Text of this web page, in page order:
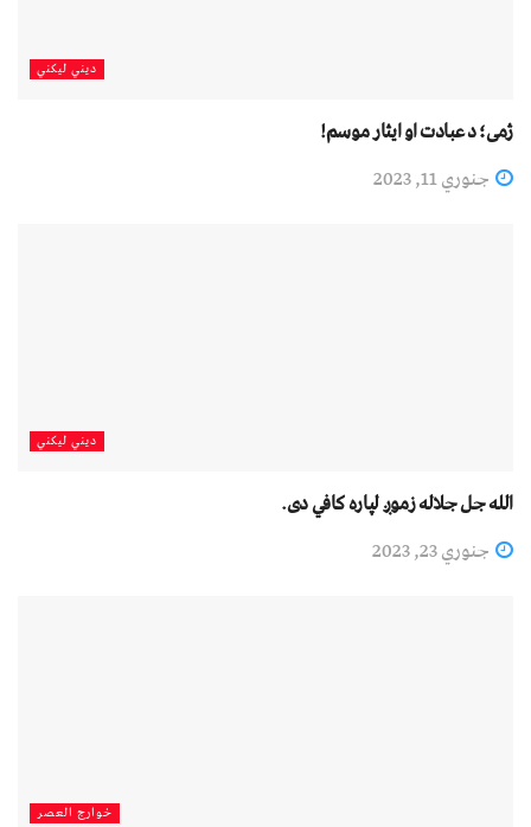
دیني لیکني
ژمی؛ د عبادت او ایثار موسم!
جنوري 11, 2023
دیني لیکني
الله جل جلاله زموږ لپاره کافي دی.
جنوري 23, 2023
خوارج العصر